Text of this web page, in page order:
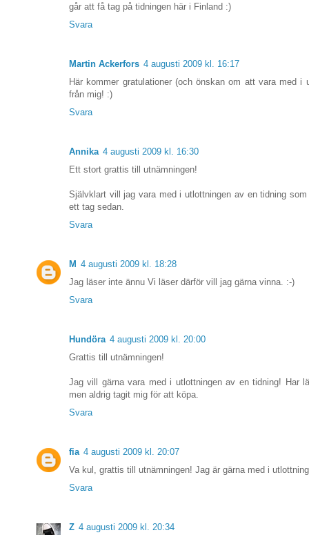
går att få tag på tidningen här i Finland :)
Svara
Martin Ackerfors 4 augusti 2009 kl. 16:17
Här kommer gratulationer (och önskan om att vara med i
från mig! :)
Svara
Annika 4 augusti 2009 kl. 16:30
Ett stort grattis till utnämningen!
Självklart vill jag vara med i utlottningen av en tidning
ett tag sedan.
Svara
M 4 augusti 2009 kl. 18:28
Jag läser inte ännu Vi läser därför vill jag gärna vinna. :-)
Svara
Hundöra 4 augusti 2009 kl. 20:00
Grattis till utnämningen!
Jag vill gärna vara med i utlottningen av en tidning! Har
men aldrig tagit mig för att köpa.
Svara
fia 4 augusti 2009 kl. 20:07
Va kul, grattis till utnämningen! Jag är gärna med i
Svara
Z 4 augusti 2009 kl. 20:34